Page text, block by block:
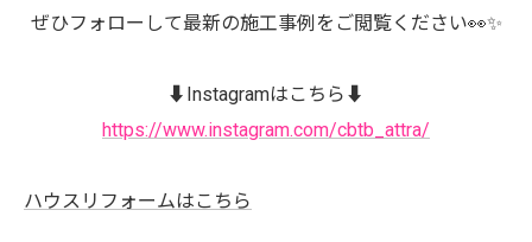
ぜひフォローして最新の施工事例をご閲覧ください👀✨
⬇️Instagramはこちら⬇️
https://www.instagram.com/cbtb_attra/
ハウスリフォームはこちら